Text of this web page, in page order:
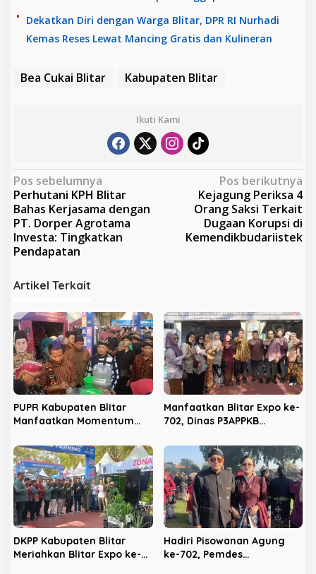
Dekatkan Diri dengan Warga Blitar, DPR RI Nurhadi
Kemas Reses Lewat Mancing Gratis dan Kulineran
Bea Cukai Blitar Kabupaten Blitar
Ikuti Kami
N
a
v
i
g
a
i
p
o
s
Pos sebelumnya
Perhutani KPH Blitar
Bahas Kerjasama dengan
PT. Dorper Agrotama
Investa: Tingkatkan
Pendapatan
Pos berikutnya
Kejagung Periksa 4
Orang Saksi Terkait
Dugaan Korupsi di
Kemendikbudariistek
Artikel Terkait
PUPR Kabupaten Blitar
Manfaatkan Momentum
Dekatkan Pelayanan Publik
Manfaatkan Blitar Expo ke-
702, Dinas P3APPKB
dan Pencegahan
Kekerasan Anak
DKPP Kabupaten Blitar
Meriahkan Blitar Expo ke-
Hadiri Pisowanan Agung
ke-702, Pemdes